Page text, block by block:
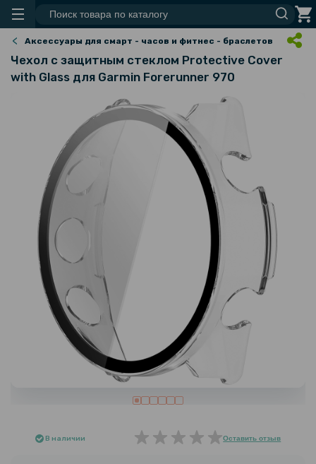
Аксессуары для смарт - часов и фитнес - браслетов
Чехол с защитным стеклом Protective Cover
with Glass для Garmin Forerunner 970
В наличии Оставить отзыв